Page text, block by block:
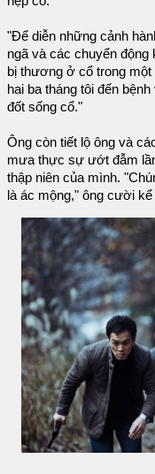
"Để diễn những cảnh
ngã và các chuyển động
bị thương ở cổ trong
hai ba tháng tôi đến
đốt sống cổ."
Ông còn tiết lộ ông và
mưa thực sự ướt đẫm
thập niên của mình.
là ác mộng," ông cười kể